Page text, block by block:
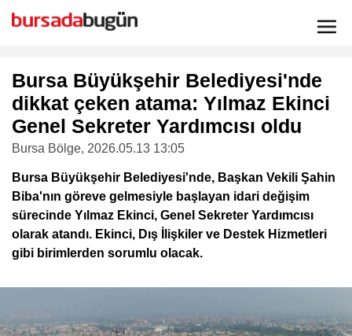
Bursa Büyükşehir Belediyesi'nde
dikkat çeken atama: Yılmaz Ekinci
Genel Sekreter Yardımcısı oldu
Bursa Bölge, 2026.05.13 13:05
Bursa Büyükşehir Belediyesi'nde, Başkan Vekili Şahin
Biba'nın göreve gelmesiyle başlayan idari değişim
sürecinde Yılmaz Ekinci, Genel Sekreter Yardımcısı
olarak atandı. Ekinci, Dış İlişkiler ve Destek Hizmetleri
gibi birimlerden sorumlu olacak.